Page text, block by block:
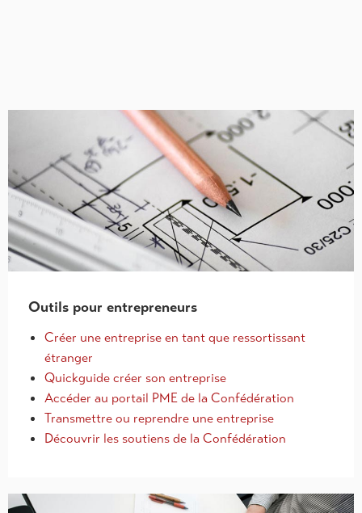
Outils pour entrepreneurs
Créer une entreprise en tant que ressortissant
étranger
Quickguide créer son entreprise
Accéder au portail PME de la Confédération
Transmettre ou reprendre une entreprise
Découvrir les soutiens de la Confédération